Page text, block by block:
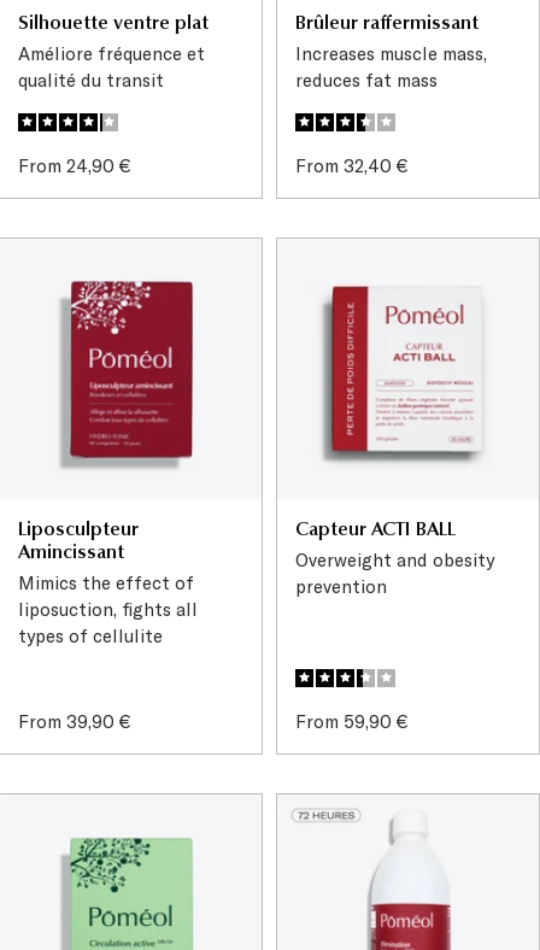
Silhouette ventre plat
Améliore fréquence et
qualité du transit
Sale
From 24,90 €
Brûleur raffermissant
Increases muscle mass,
reduces fat mass
Sale
From 32,40 €
Liposculpteur
Amincissant
Mimics the effect of
liposuction, fights all
types of cellulite
Sale
From 39,90 €
Capteur ACTI BALL
Overweight and obesity
prevention
Sale
From 59,90 €